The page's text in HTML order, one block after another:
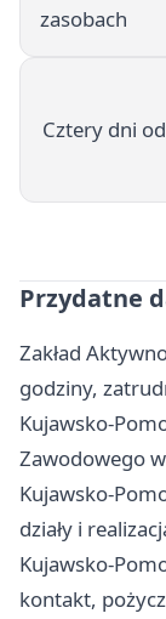
zasobach
Cztery dni
Przydatne
Zakład
godziny,
Kujawsko-
Zawodowego
Kujawsko-
działy i
Kujawsko-
kontakt,